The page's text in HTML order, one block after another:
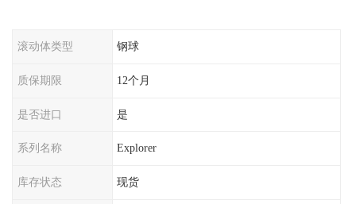
滚动体类型 钢球
质保期限 12个月
是否进口 是
系列名称 Explorer
库存状态 现货